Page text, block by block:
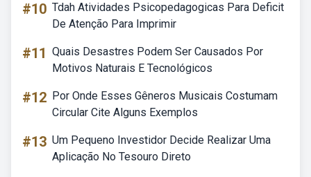
#10 Tdah Atividades Psicopedagogicas Para Deficit
De Atenção Para Imprimir
#11 Quais Desastres Podem Ser Causados Por
Motivos Naturais E Tecnológicos
#12 Por Onde Esses Gêneros Musicais Costumam
Circular Cite Alguns Exemplos
#13 Um Pequeno Investidor Decide Realizar Uma
Aplicação No Tesouro Direto